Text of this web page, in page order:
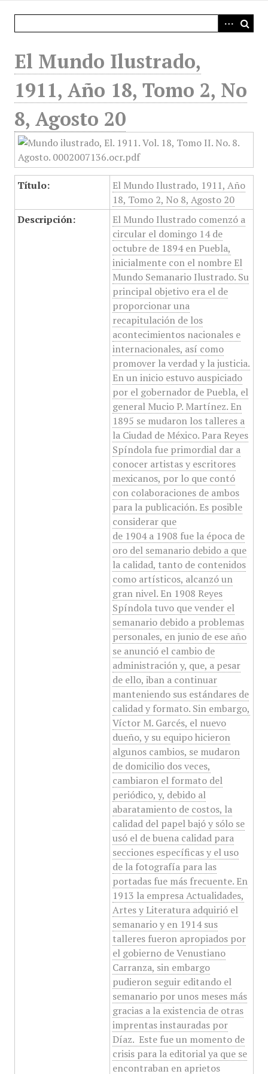
El Mundo Ilustrado,
1911, Año 18, Tomo 2, No
8, Agosto 20
Título:
El Mundo Ilustrado, 1911, Año
18, Tomo 2, No 8, Agosto 20
Descripción:
El Mundo Ilustrado comenzó a
circular el domingo 14 de
octubre de 1894 en Puebla,
inicialmente con el nombre El
Mundo Semanario Ilustrado. Su
principal objetivo era el de
proporcionar una
recapitulación de los
acontecimientos nacionales e
internacionales, así como
promover la verdad y la justicia.
En un inicio estuvo auspiciado
por el gobernador de Puebla, el
general Mucio P. Martínez. En
1895 se mudaron los talleres a
la Ciudad de México. Para Reyes
Spíndola fue primordial dar a
conocer artistas y escritores
mexicanos, por lo que contó
con colaboraciones de ambos
para la publicación. Es posible
considerar que
de 1904 a 1908 fue la época de
oro del semanario debido a que
la calidad, tanto de contenidos
como artísticos, alcanzó un
gran nivel. En 1908 Reyes
Spíndola tuvo que vender el
semanario debido a problemas
personales, en junio de ese año
se anunció el cambio de
administración y, que, a pesar
de ello, iban a continuar
manteniendo sus estándares de
calidad y formato. Sin embargo,
Víctor M. Garcés, el nuevo
dueño, y su equipo hicieron
algunos cambios, se mudaron
de domicilio dos veces,
cambiaron el formato del
periódico, y, debido al
abaratamiento de costos, la
calidad del papel bajó y sólo se
usó el de buena calidad para
secciones específicas y el uso
de la fotografía para las
portadas fue más frecuente. En
1913 la empresa Actualidades,
Artes y Literatura adquirió el
semanario y en 1914 sus
talleres fueron apropiados por
el gobierno de Venustiano
Carranza, sin embargo
pudieron seguir editando el
semanario por unos meses más
gracias a la existencia de otras
imprentas instauradas por
Díaz. ​ Este fue un momento de
crisis para la editorial ya que se
encontraban en aprietos